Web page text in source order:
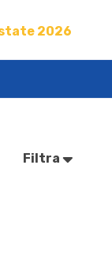
2026
Filtra